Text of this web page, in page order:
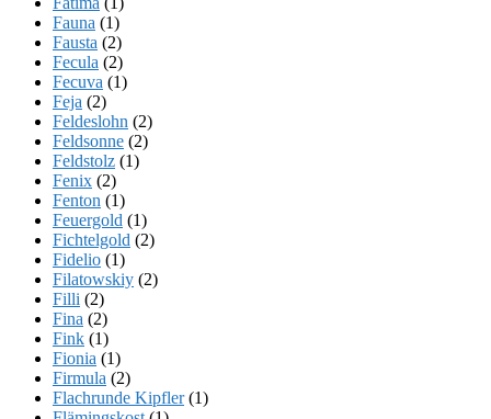
Fauna (1)
Fausta (2)
Fecula (2)
Fecuva (1)
Feja (2)
Feldeslohn (2)
Feldsonne (2)
Feldstolz (1)
Fenix (2)
Fenton (1)
Feuergold (1)
Fichtelgold (2)
Fidelio (1)
Filatowskiy (2)
Filli (2)
Fina (2)
Fink (1)
Fionia (1)
Firmula (2)
Flachrunde Kipfler(1)